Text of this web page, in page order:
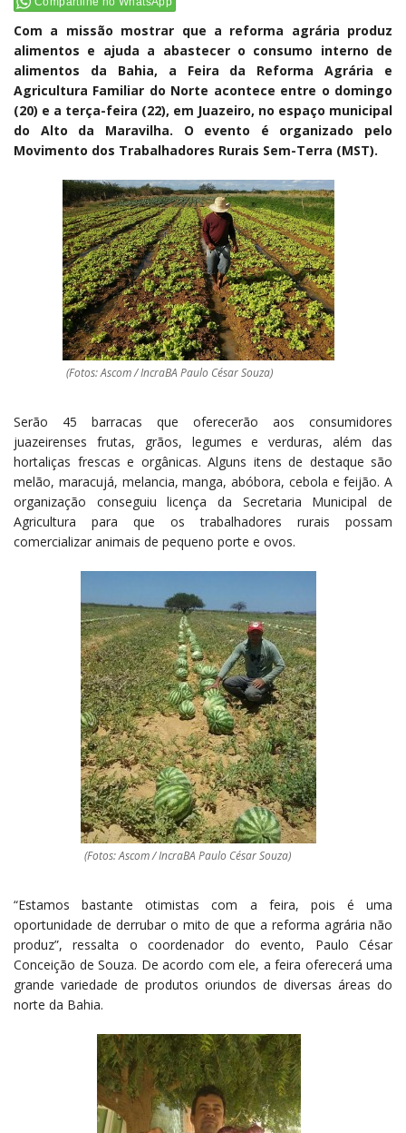
Com a missão mostrar que a reforma agrária produz
alimentos e ajuda a abastecer o consumo interno de
alimentos da Bahia, a Feira da Reforma Agrária e
Agricultura Familiar do Norte acontece entre o domingo
(20) e a terça-feira (22), em Juazeiro, no espaço municipal
do Alto da Maravilha. O evento é organizado pelo
Movimento dos Trabalhadores Rurais Sem-Terra (MST).
(Fotos: Ascom / IncraBA Paulo César Souza)
Serão 45 barracas que oferecerão aos consumidores
juazeirenses frutas, grãos, legumes e verduras, além das
hortaliças frescas e orgânicas. Alguns itens de destaque são
melão, maracujá, melancia, manga, abóbora, cebola e feijão. A
organização conseguiu licença da Secretaria Municipal de
Agricultura para que os trabalhadores rurais possam
comercializar animais de pequeno porte e ovos.
(Fotos: Ascom / IncraBA Paulo César Souza)
“Estamos bastante otimistas com a feira, pois é uma
oportunidade de derrubar o mito de que a reforma agrária não
produz”, ressalta o coordenador do evento, Paulo César
Conceição de Souza. De acordo com ele, a feira oferecerá uma
grande variedade de produtos oriundos de diversas áreas do
norte da Bahia.